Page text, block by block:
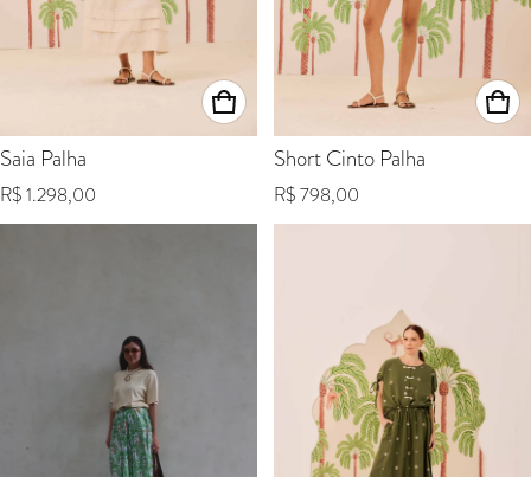
Saia Palha
Preço normal
R$ 1.298,00
Short Cinto Palha
Preço normal
R$ 798,00